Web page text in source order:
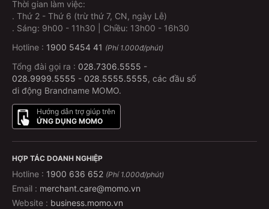
Thời gian làm việc:
. Thứ 2 - Thứ 6 (trừ thứ 7, CN, ngày Lễ)
. Sáng: 9h00 - 11h30 | Chiều: 13h00 - 16h30
Hotline : 1900 5454 41 (Phí 1.000đ/phút)
Tổng đài gọi ra : 028.7306.5555 -
028.9999.5555 - 028.5555.5555, các đầu số
di động Brandname MOMO.
Hướng dẫn trợ giúp trên
ỨNG DỤNG MOMO
HỢP TÁC DOANH NGHIỆP
Hotline : 1900 636 652 (Phí 1.000đ/phút)
Email : merchant.care@momo.vn
Website : business.momo.vn